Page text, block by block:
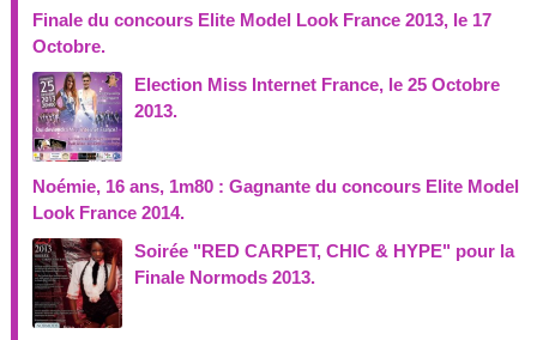
Finale du concours Elite Model Look France 2013, le 17
Octobre.
Election Miss Internet France, le 25 Octobre
2013.
Noémie, 16 ans, 1m80 : Gagnante du concours Elite Model
Look France 2014.
Soirée "RED CARPET, CHIC & HYPE" pour la
Finale Normods 2013.